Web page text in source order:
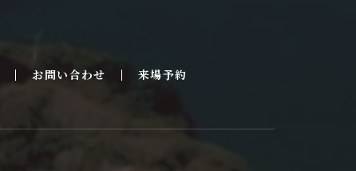
お問い合わせ 来場予約